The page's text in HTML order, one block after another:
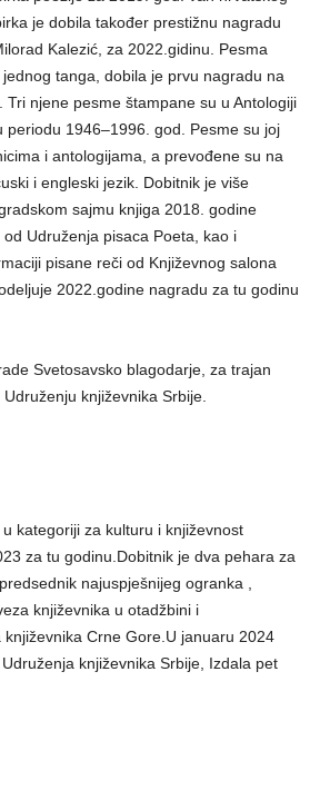
je dobila također prestižnu nagradu
Kalezić, za 2022.gidinu. Pesma
tanga, dobila je prvu nagradu na
Tri njene pesme štampane su u Antologiji
periodu 1946–1996. god. Pesme su joj
i antologijama, a prevođene su na
i engleski jezik. Dobitnik je više
sajmu knjiga 2018. godine
Udruženja pisaca Poeta, kao i
pisane reči od Književnog salona
2022.godine nagradu za tu godinu
Svetosavsko blagodarje, za trajan
književnika Srbije.
kategoriji za kulturu i književnost
za tu godinu.Dobitnik je dva pehara za
najuspješnijeg ogranka ,
književnika u otadžbini i
Crne Gore.U januaru 2024
književnika Srbije, Izdala pet